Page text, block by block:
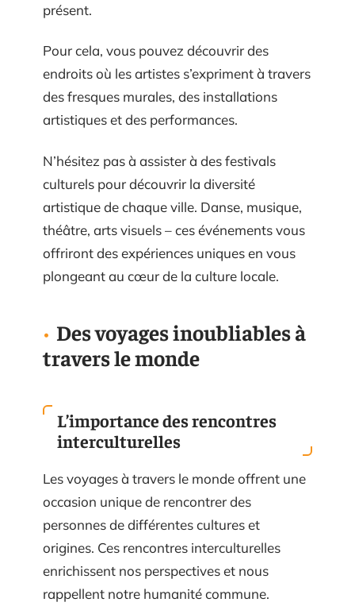
présent.
Pour cela, vous pouvez découvrir des
endroits où les artistes s’expriment à travers
des fresques murales, des installations
artistiques et des performances.
N’hésitez pas à assister à des festivals
culturels pour découvrir la diversité
artistique de chaque ville. Danse, musique,
théâtre, arts visuels – ces événements vous
offriront des expériences uniques en vous
plongeant au cœur de la culture locale.
Des voyages inoubliables à
travers le monde
L’importance des rencontres
interculturelles
Les voyages à travers le monde offrent une
occasion unique de rencontrer des
personnes de différentes cultures et
origines. Ces rencontres interculturelles
enrichissent nos perspectives et nous
rappellent notre humanité commune.